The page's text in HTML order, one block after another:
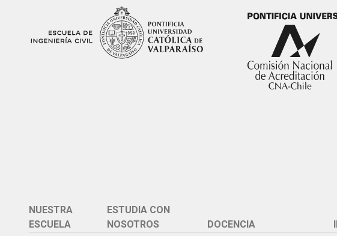
NUESTRA
ESCUELA
ESTUDIA CON
NOSOTROS
DOCENCIA